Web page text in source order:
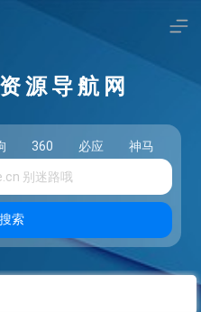
源导航网
360 必应 神马
索